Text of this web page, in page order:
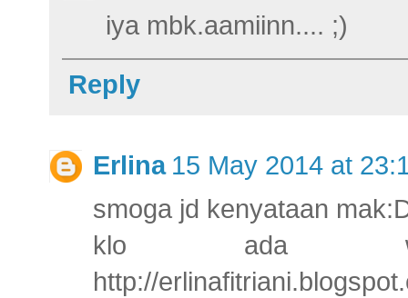
iya mbk.aamiinn.... ;)
Reply
Erlina 15 May 2014 at
smoga jd kenyataan
klo ada
http://